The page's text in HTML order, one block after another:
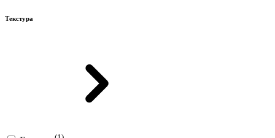
Текстура